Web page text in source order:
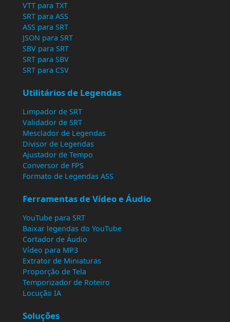
VTT para TXT
SRT para ASS
ASS para SRT
JSON para SRT
SBV para SRT
SRT para SBV
SRT para CSV
Utilitários de Legendas
Limpador de SRT
Validador de SRT
Mesclador de Legendas
Divisor de Legendas
Ajustador de Tempo
Conversor de FPS
Formato de Legendas ASS
Ferramentas de Vídeo e Áudio
YouTube para SRT
Baixar legendas do YouTube
Cortador de Áudio
Vídeo para MP3
Extrator de Miniaturas
Proporção de Tela
Temporizador de Roteiro
Locução IA
Soluções